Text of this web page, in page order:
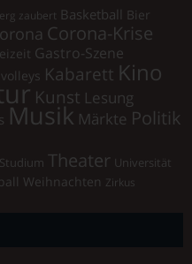
zaubert Basketball Bier
Corona-Krise
Gastro-Szene
Kabarett Kino
Kunst Lesung
Musik Märkte Politik
Studium Theater Universität
Weihnachten Zirkus